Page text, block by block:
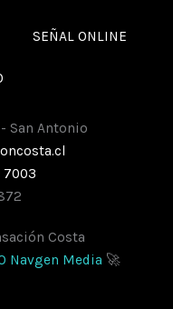
t
p
SEÑAL ONLINE
San Antonio
7003
Costa
Navgen Media 🚀